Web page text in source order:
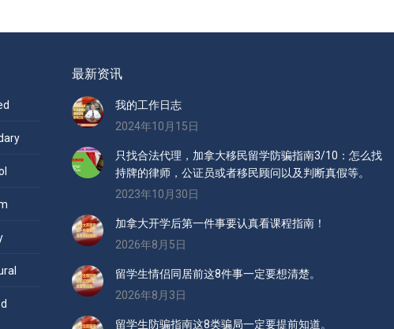
最新资讯
我的工作日志
2024年10月15日
只找合法代理，加拿大移民留学防骗指南3/10：怎么找
持牌的律师，公证员或者移民顾问以及判断真假等。
2023年10月30日
加拿大开学后第一件事要认真看课程指南！
2026年8月5日
留学生情侣同居前这8件事一定要想清楚。
2026年8月3日
留学生防骗指南这8类骗局一定要提前知道。